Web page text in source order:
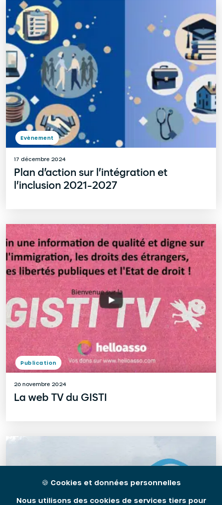
17 décembre 2024
Plan d’action sur l’intégration et
l’inclusion 2021-2027
Evènement
26 novembre 2024
La web TV du GISTI
Publication
🍪 Cookies et données personnelles
Nous utilisons des cookies de services tiers pour